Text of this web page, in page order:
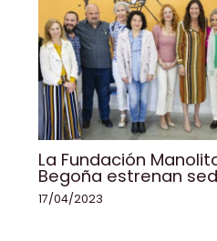
La Fundación
Begoña estrenan
17/04/2023